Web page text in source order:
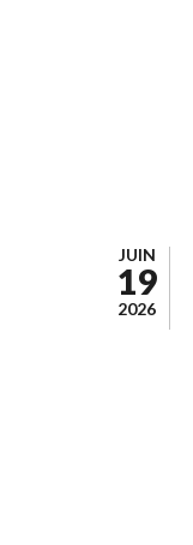
JUIN
19
2026